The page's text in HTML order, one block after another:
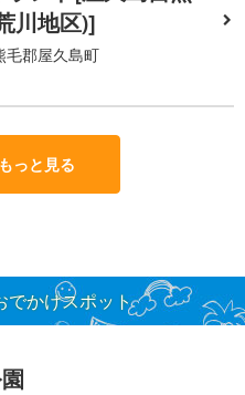
川地区)]
毛郡屋久島町
っと見る
でかけスポット